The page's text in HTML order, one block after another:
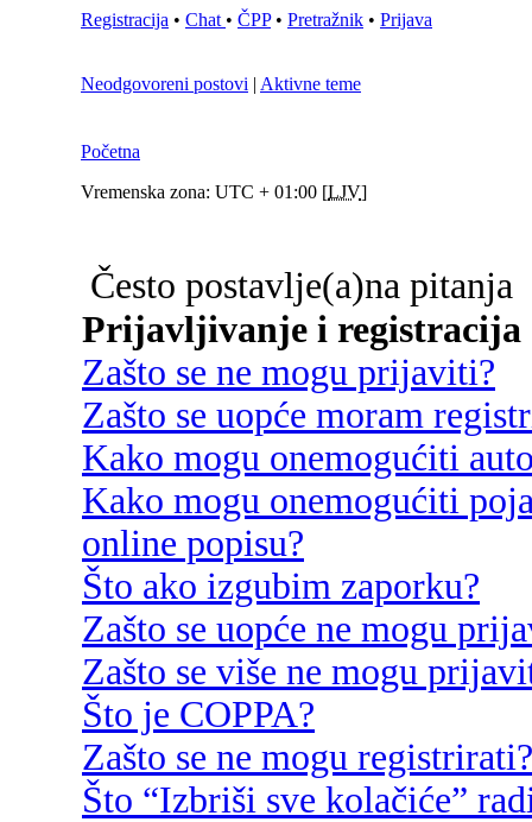
Registracija • Chat • ČPP• Pretražnik • Prijava
Neodgovoreni postovi | Aktivne teme
Početna
Vremenska zona: UTC + 01:00 [LJV]
Često postavlje(a)na pitanja
Prijavljivanje i registracija
Zašto se ne mogu prijaviti?
Zašto se uopće moram
Kako mogu onemogućiti
Kako mogu onemogućiti
online popisu?
Što ako izgubim zaporku?
Zašto se uopće ne mogu
Zašto se više ne mogu
Što je COPPA?
Zašto se ne mogu registrirati?
Što “Izbriši sve kolačiće”